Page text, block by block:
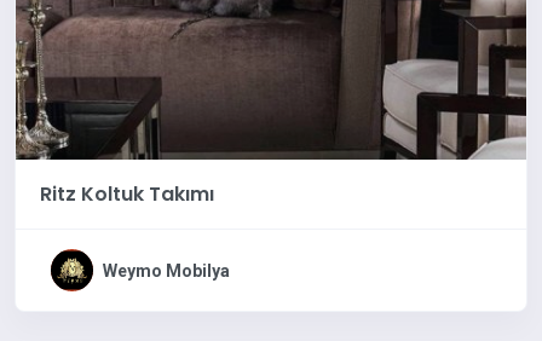
Ritz Koltuk Takımı
Weymo Mobilya